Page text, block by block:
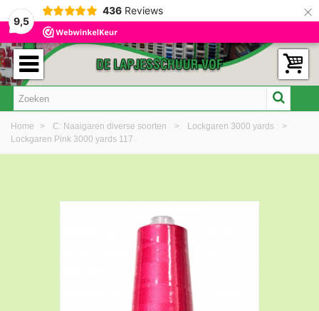
9,5
436 Reviews ×
Home > C: Naaigaren diverse soorten > Lockgaren 3000 yards
>
Lockgaren Pink 3000 yards 117